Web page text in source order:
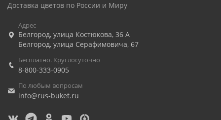
Доставка цветов по России и Миру
Адрес
Белгород, улица Костюкова, 36 А
Белгород, улица Серафимовича, 67
Бесплатно. Круглосуточно
8-800-333-0905
По любым вопросам
info@rus-buket.ru